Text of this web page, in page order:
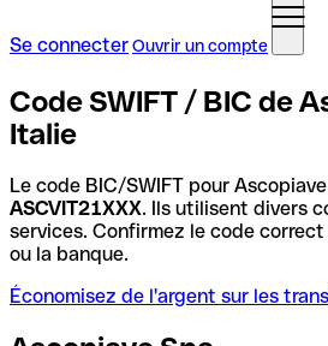
Se connecterOuvrir un compte
Code SWIFT / BIC de
Italie
Le code BIC/SWIFT pour
ASCVIT21XXX. Ils utilisent divers
services. Confirmez le code
ou la banque.
Économisez de l'argent sur les